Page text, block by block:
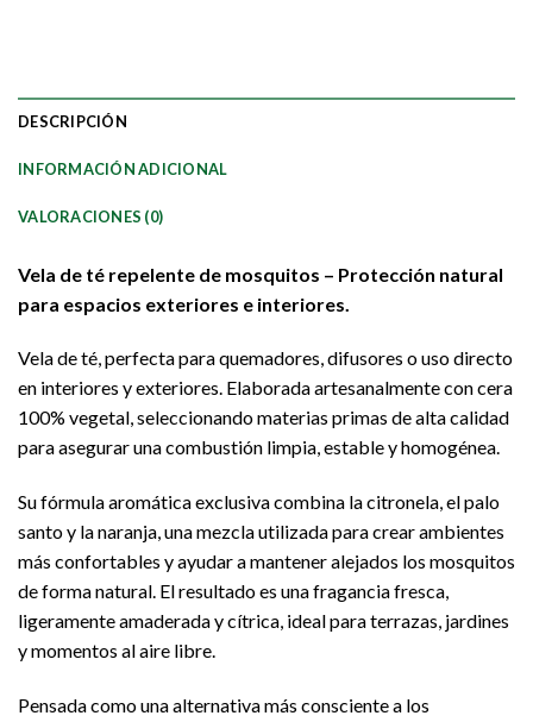
DESCRIPCIÓN
INFORMACIÓN ADICIONAL
VALORACIONES (0)
Vela de té repelente de mosquitos – Protección natural
para espacios exteriores e interiores.
Vela de té, perfecta para quemadores, difusores o uso directo
en interiores y exteriores. Elaborada artesanalmente con cera
100% vegetal, seleccionando materias primas de alta calidad
para asegurar una combustión limpia, estable y homogénea.
Su fórmula aromática exclusiva combina la citronela, el palo
santo y la naranja, una mezcla utilizada para crear ambientes
más confortables y ayudar a mantener alejados los mosquitos
de forma natural. El resultado es una fragancia fresca,
ligeramente amaderada y cítrica, ideal para terrazas, jardines
y momentos al aire libre.
Pensada como una alternativa más consciente a los